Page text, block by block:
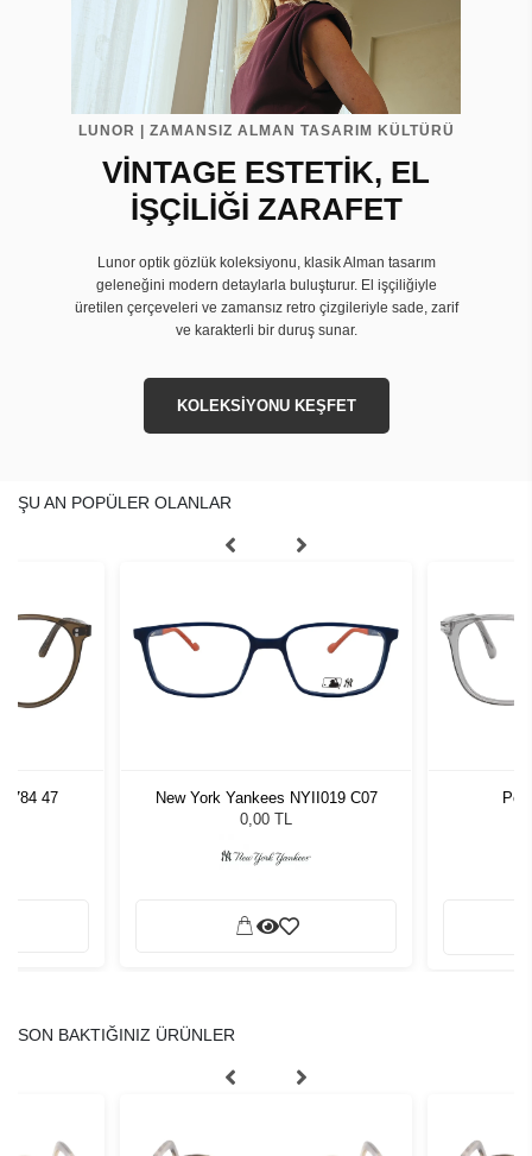
LUNOR | ZAMANSIZ ALMAN TASARIM KÜLTÜRÜ
VİNTAGE ESTETİK, EL
İŞÇİLİĞİ ZARAFET
Lunor optik gözlük koleksiyonu, klasik Alman tasarım
geleneğini modern detaylarla buluşturur. El işçiliğiyle
üretilen çerçeveleri ve zamansız retro çizgileriyle sade, zarif
ve karakterli bir duruş sunar.
KOLEKSİYONU KEŞFET
ŞU AN POPÜLER OLANLAR
47
New York Yankees NYII019 C07
0,00 TL
SON BAKTIĞINIZ ÜRÜNLER